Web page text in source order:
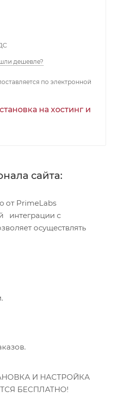
дешевле?
по электронной
на хостинг и
сайта:
от PrimeLabs
интеграции с
осуществлять
И НАСТРОЙКА
БЕСПЛАТНО!